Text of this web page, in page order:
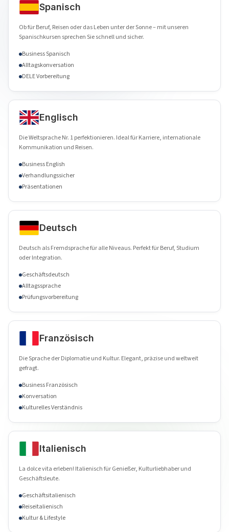
Spanisch
Ob für Beruf, Reisen oder das Leben unter der Sonne – mit unseren
Spanischkursen sprechen Sie schnell und sicher.
Business Spanisch
Alltagskonversation
DELE Vorbereitung
Englisch
Die Weltsprache Nr. 1 perfektionieren. Ideal für Karriere, internationale
Kommunikation und Reisen.
Business English
Verhandlungssicher
Präsentationen
Deutsch
Deutsch als Fremdsprache für alle Niveaus. Perfekt für Beruf, Studium
oder Integration.
Geschäftsdeutsch
Alltagssprache
Prüfungsvorbereitung
Französisch
Die Sprache der Diplomatie und Kultur. Elegant, präzise und weltweit
gefragt.
Business Französisch
Konversation
Kulturelles Verständnis
Italienisch
La dolce vita erleben! Italienisch für Genießer, Kulturliebhaber und
Geschäftsleute.
Geschäftsitalienisch
Reiseitalienisch
Kultur & Lifestyle